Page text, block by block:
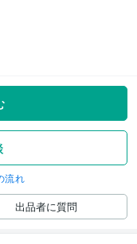
流れ
出品者に質問